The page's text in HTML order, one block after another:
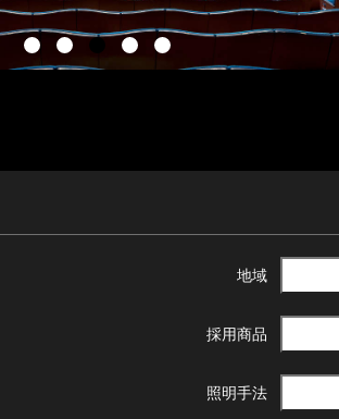
地域
採用商品
照明手法